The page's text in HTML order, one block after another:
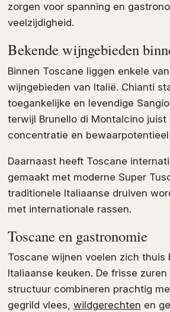
zorgen voor spanning en
veelzijdigheid.
Bekende wijngebieden
Binnen Toscane liggen enkele
wijngebieden van Italië. Chianti
toegankelijke en levendige
terwijl Brunello di Montalcino juist
concentratie en
Daarnaast heeft Toscane
gemaakt met moderne Super
traditionele Italiaanse druiven
met internationale rassen.
Toscane en gastronomie
Toscane wijnen voelen zich thuis
Italiaanse keuken. De frisse
structuur combineren prachtig
gegrild vlees, wildgerechten en